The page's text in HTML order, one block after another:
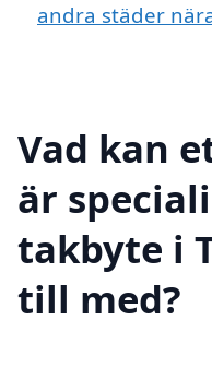
andra städer
Vad kan
är
takbyte i
till med?